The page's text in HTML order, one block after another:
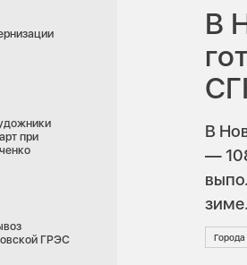
при
ГРЭС
В
В
—
зиме.
Города